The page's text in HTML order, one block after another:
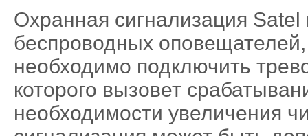
Охранная сигнализация
беспроводных оповещателей,
необходимо подключить
которого вызовет
необходимости увеличения